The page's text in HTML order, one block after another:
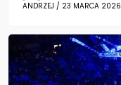
ANDRZEJ / 23 MARCA